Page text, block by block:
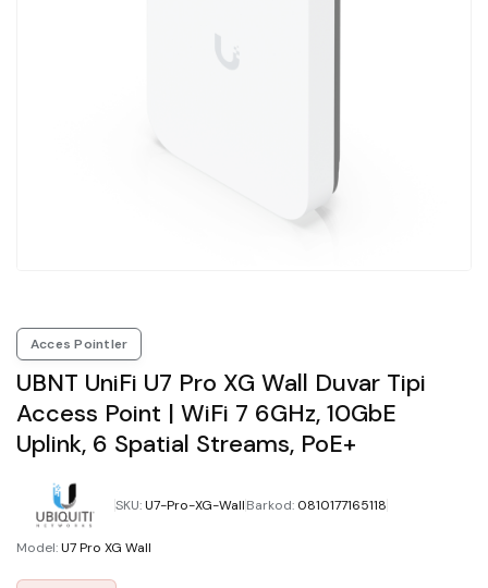
Acces Pointler
UBNT UniFi U7 Pro XG Wall Duvar Tipi
Access Point | WiFi 7 6GHz, 10GbE
Uplink, 6 Spatial Streams, PoE+
SKU:U7-Pro-XG-WallBarkod: 0810177165118
Model:U7 Pro XG Wall